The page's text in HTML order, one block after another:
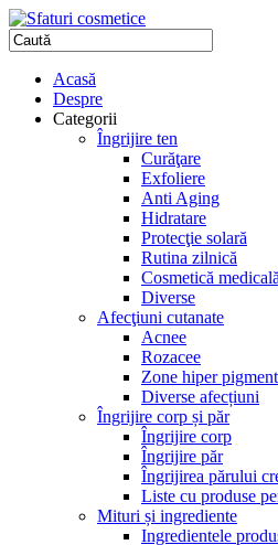
Acasă
Despre
Categorii
Îngrijire ten
Curăţare
Exfoliere
Anti Aging
Hidratare
Protecţie solară
Rutina zilnică
Cosmetică medicală
Diverse
Afecţiuni cutanate
Acnee
Rozacee
Zone hiper
Diverse afecțiuni
Îngrijire corp și păr
Îngrijire corp
Îngrijire păr
Îngrijirea părului
Liste cu produse
Mituri și ingrediente
Ingredientele